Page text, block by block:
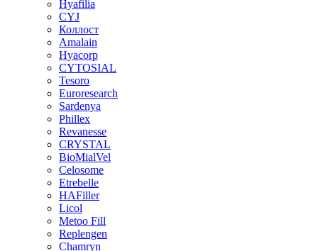
Hyafilia
CYJ
Коллост
Amalain
Hyacorp
CYTOSIAL
Tesoro
Euroresearch
Sardenya
Phillex
Revanesse
CRYSTAL
BioMialVel
Celosome
Etrebelle
HAFiller
Licol
Metoo Fill
Replengen
Chamryn